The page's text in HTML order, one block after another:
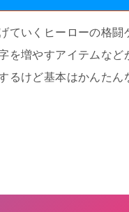
ていくヒーローの格闘
を増やすアイテムなど
るけど基本はかんたん